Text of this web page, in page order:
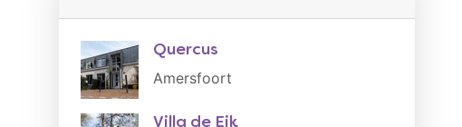
Quercus
Amersfoort
Villa de Eik